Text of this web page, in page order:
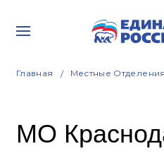
Главная Местные Отделения
МО